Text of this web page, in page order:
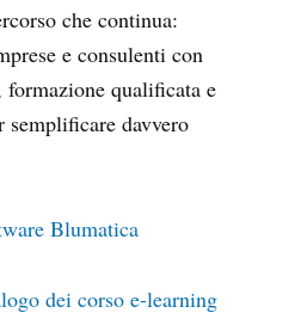
che continua:
e consulenti con
qualificata e
semplificare davvero
Blumatica
dei corso e-learning